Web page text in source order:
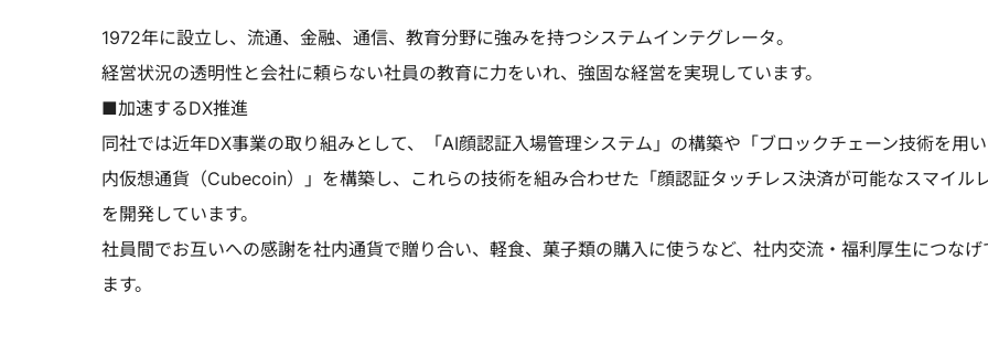
1972年に設立し、流通、金融、通信、教育分野に強みを持つシステムインテグレータ。
経営状況の透明性と会社に頼らない社員の教育に力をいれ、強固な経営を実現しています。
■加速するDX推進
同社では近年DX事業の取り組みとして、「AI顔認証入場管理システム」の構築や「ブロックチェーン技術を用
内仮想通貨（Cubecoin）」を構築し、これらの技術を組み合わせた「顔認証タッチレス決済が可能なスマイル
を開発しています。
社員間でお互いへの感謝を社内通貨で贈り合い、軽食、菓子類の購入に使うなど、社内交流・福利厚生につなげ
ます。